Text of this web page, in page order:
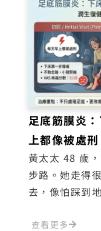
足底筋膜炎
上都像被處刑
黃太太 48 歲
步路。她走得
去，像怕踩到
查看更多